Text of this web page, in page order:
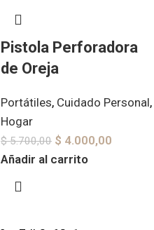
Pistola Perforadora
de Oreja
Portátiles, Cuidado Personal,
Hogar
$5.700,00 $ 4.000,00
Añadir al carrito